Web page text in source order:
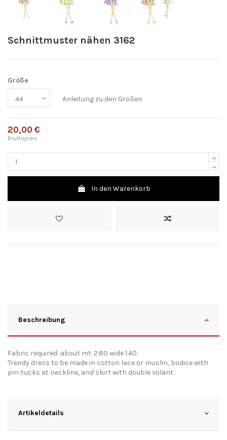
Schnittmuster nähen 3162
Größe
Anleitung zu den Größen
20,00 €
Bruttopreis
In den Warenkorb
Beschreibung
Fabric required: about mt. 2.80 wide 1.40.
Trendy dress to be made in cotton lace or muslin, bodice with
pin-tucks at neckline, and skirt with double volant.
Artikeldetails